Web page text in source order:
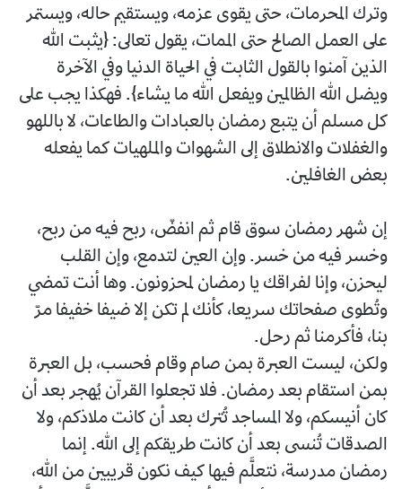
وترك المحرمات، حتى يقوى عزمه، ويستقيم حاله، ويستمر
على العمل الصالح حتى الممات، يقول تعالى: {يثبت الله
الذين آمنوا بالقول الثابت في الحياة الدنيا وفي الآخرة
ويضل الله الظالمين ويفعل الله ما يشاء}. فهكذا يجب على
كل مسلم أن يتبع رمضان بالعبادات والطاعات، لا باللهو
والغفلات والانطلاق إلى الشهوات والملهيات كما يفعله
بعض الغافلين.
إن شهر رمضان سوق قام ثم انفضّ، ربح فيه من ربح،
وخسر فيه من خسر. وإن العين لتدمع، وإن القلب
ليحزن، وإنا لفراقك يا رمضان لمحزونون. وها أنت تمضي
وتُطوى صفحاتك سريعا، كأنك لم تكن إلا ضيفا خفيفا مرّ
بنا، فأكرمنا ثم رحل.
ولكن، ليست العبرة بمن صام وقام فحسب، بل العبرة
بمن استقام بعد رمضان. فلا تجعلوا القرآن يُهجر بعد أن
كان أنيسكم، ولا المساجد تُترك بعد أن كانت ملاذكم، ولا
الصدقات تُنسى بعد أن كانت طريقكم إلى الله. إنما
رمضان مدرسة، نتعلَّم فيها كيف نكون قريبين من الله،